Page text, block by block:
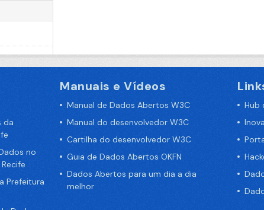
da
no
Prefeitura
Manuais e Vídeos
Manual de Dados Abertos W3C
Manual do desenvolvedor W3C
Cartilha do desenvolvedor W3C
Guia de Dados Abertos OKFN
Dados Abertos para um dia a dia
melhor
Hub